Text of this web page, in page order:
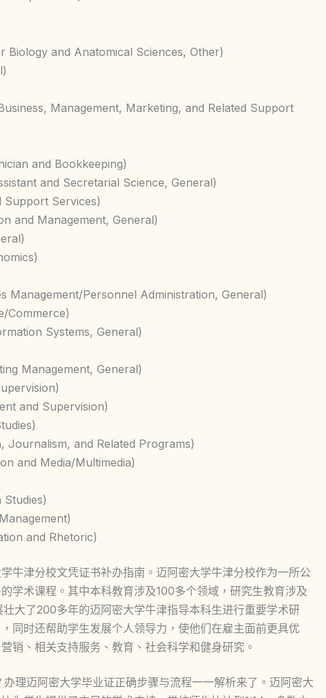
Biology and Anatomical Sciences, Other)
Management, Marketing, and Related Support
and Bookkeeping)
and Secretarial Science, General)
Support Services)
and Management, General)
Management/Personnel Administration, General)
Commerce)
Systems, General)
Management, General)
and Supervision)
Journalism, and Related Programs)
and Media/Multimedia)
Studies)
and Rhetoric)
牛津分校文凭证书补办指南。迈阿密大学牛津分校作为一所公
学术课程。其中本科教育涉及100多个领域，研究生教育涉及
大了200多年的迈阿密大学牛津指导本科生进行重要学术研
同时还帮助学生发展个人领导力，使他们在雇主面前更具优
销、相关支持服务、教育、社会科学和健身研究。
理迈阿密大学毕业证正确步骤与流程一一解析来了。迈阿密大